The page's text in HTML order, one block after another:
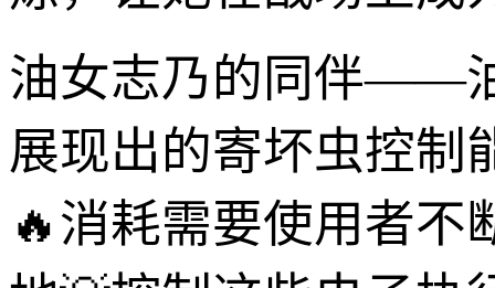
油女志乃的同伴——
展现出的寄坏虫控制
🔥消耗需要使用者不